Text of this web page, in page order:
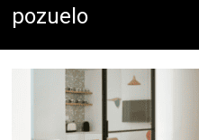
pozuelo